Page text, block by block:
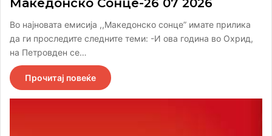
Македонско Сонце-26 07 2026
Во најновата емисија ,,Македонско сонце” имате прилика
да ги проследите следните теми: -И ова година во Охрид,
на Петровден се…
Прочитај повеќе